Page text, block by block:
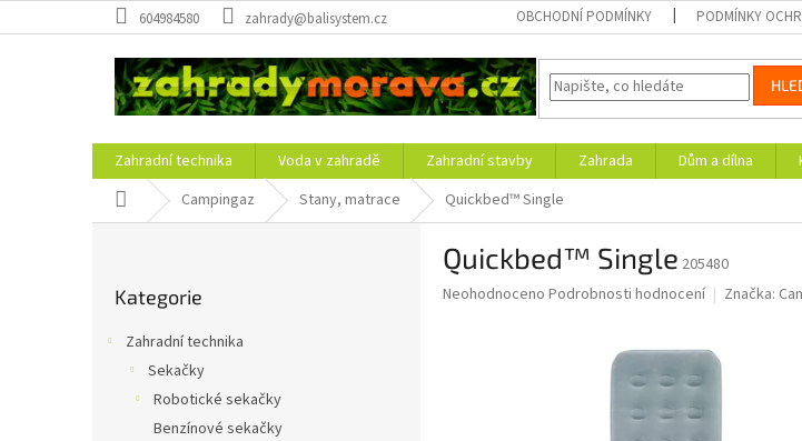
na
604984580 zahrady@balisystem.cz OBCHODNÍ PODMÍNKY PODMÍNKY
Zahradní technika Voda v zahradě Zahradní stavby Zahrada Dům a dílna
Domů Campingaz Stany, matrace Quickbed™ Single
kategorie
Kategorie
Zahradní technika
Sekačky
Robotické sekačky
Benzínové sekačky
Quickbed™ Single 205480
Průměrné
Neohodnoceno Podrobnosti hodnocení Značka: